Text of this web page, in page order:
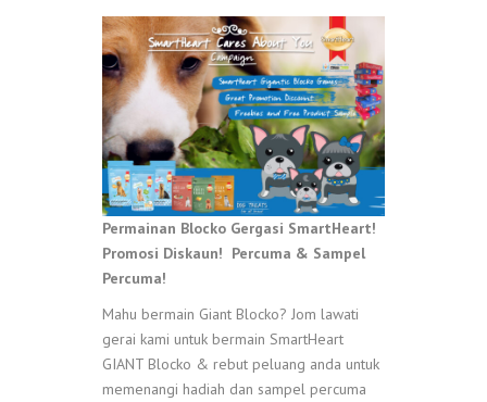
Permainan Blocko Gergasi SmartHeart!
Promosi Diskaun! Percuma & Sampel
Percuma!
Mahu bermain Giant Blocko? Jom lawati
gerai kami untuk bermain SmartHeart
GIANT Blocko & rebut peluang anda untuk
memenangi hadiah dan sampel percuma